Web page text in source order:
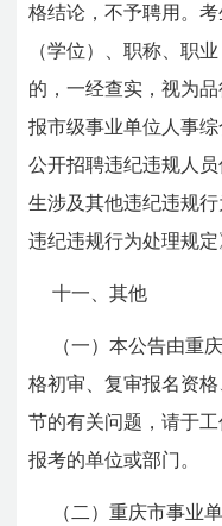
格结论，不予聘用。
（学位）、职称、职
的，一经查实，视为
报市级事业单位人事
公开招聘违纪违规人
生涉及其他违纪违规
违纪违规行为处理规定
十一、其他
（一）本公告由重
格初审、复审报名资
节的有关问题，请于
报考的单位或部门。
（二）重庆市事业